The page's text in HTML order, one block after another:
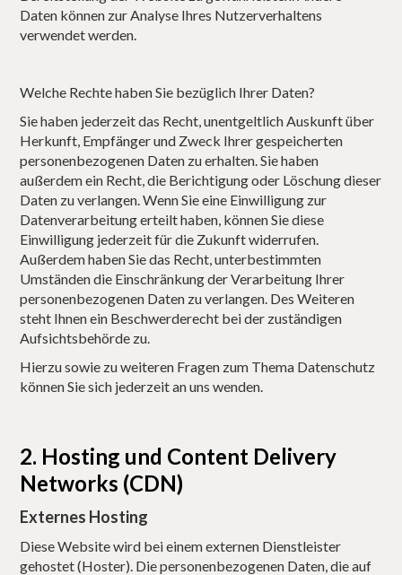
Daten können zur Analyse Ihres Nutzerverhaltens
verwendet werden.
Welche Rechte haben Sie bezüglich Ihrer Daten?
Sie haben jederzeit das Recht, unentgeltlich Auskunft über
Herkunft, Empfänger und Zweck Ihrer gespeicherten
personenbezogenen Daten zu erhalten. Sie haben
außerdem ein Recht, die Berichtigung oder Löschung dieser
Daten zu verlangen. Wenn Sie eine Einwilligung zur
Datenverarbeitung erteilt haben, können Sie diese
Einwilligung jederzeit für die Zukunft widerrufen.
Außerdem haben Sie das Recht, unterbestimmten
Umständen die Einschränkung der Verarbeitung Ihrer
personenbezogenen Daten zu verlangen. Des Weiteren
steht Ihnen ein Beschwerderecht bei der zuständigen
Aufsichtsbehörde zu.
Hierzu sowie zu weiteren Fragen zum Thema Datenschutz
können Sie sich jederzeit an uns wenden.
2. Hosting und Content Delivery
Networks (CDN)
Externes Hosting
Diese Website wird bei einem externen Dienstleister
gehostet (Hoster). Die personenbezogenen Daten, die auf